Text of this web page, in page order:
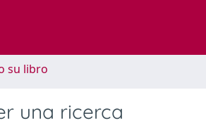
su libro
una ricerca